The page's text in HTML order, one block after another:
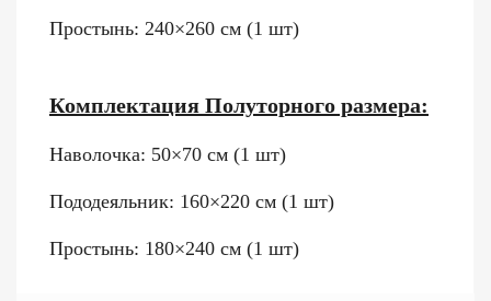
Простынь: 240×260 см (1 шт)
Комплектация Полуторного размера:
Наволочка: 50×70 см (1 шт)
Пододеяльник: 160×220 см (1 шт)
Простынь: 180×240 см (1 шт)